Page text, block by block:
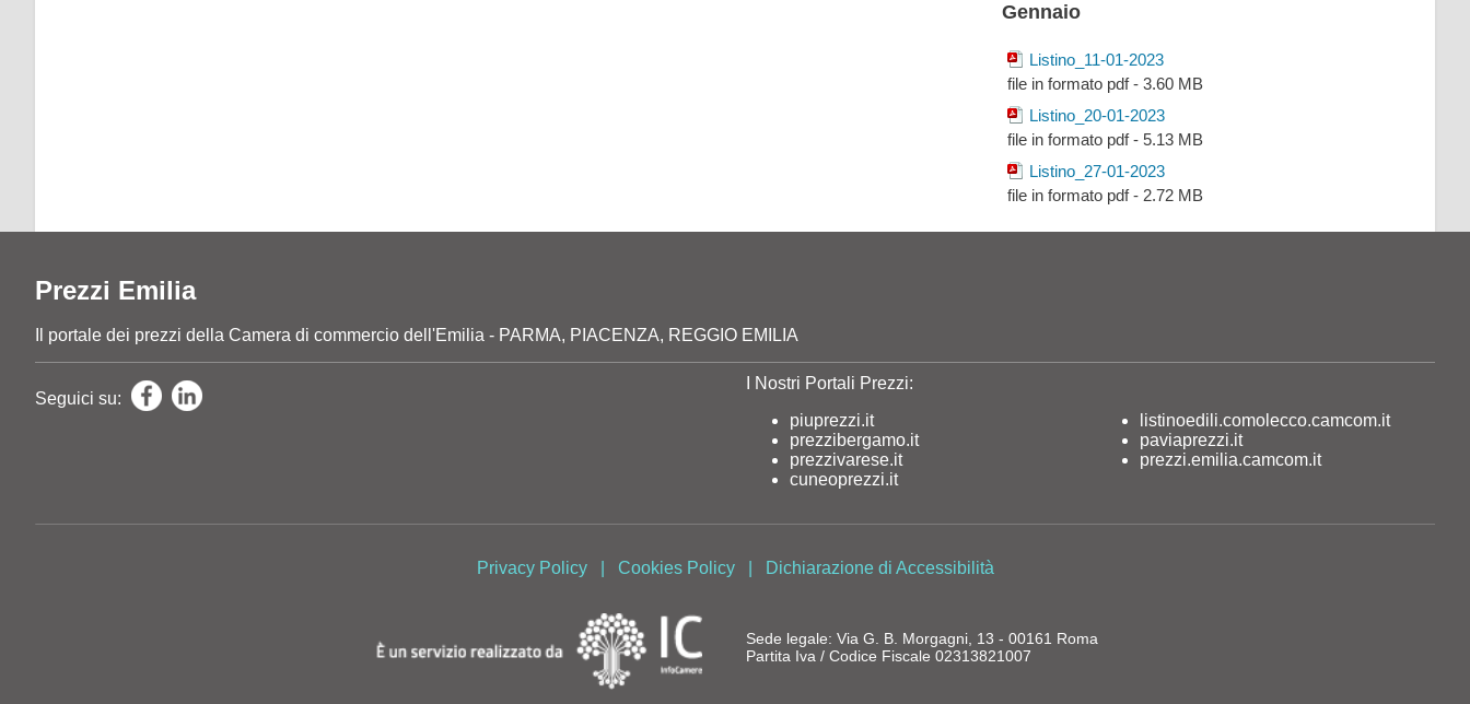
Gennaio
Listino_11-01-2023
file in formato pdf - 3.60 MB
Listino_20-01-2023
file in formato pdf - 5.13 MB
Listino_27-01-2023
file in formato pdf - 2.72 MB
Prezzi Emilia
Il portale dei prezzi della Camera di commercio dell'Emilia - PARMA, PIACENZA, REGGIO EMILIA
Seguici su:
I Nostri Portali Prezzi:
piuprezzi.it
prezzibergamo.it
prezzivarese.it
cuneoprezzi.it
listinoedili.comolecco.camcom.it
paviaprezzi.it
prezzi.emilia.camcom.it
Privacy Policy| Cookies Policy| Dichiarazione di Accessibilità
Sede legale: Via G. B. Morgagni, 13 - 00161 Roma
Partita Iva / Codice Fiscale 02313821007